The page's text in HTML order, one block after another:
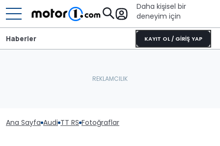
Daha kişisel bir
deneyim için
KAYIT OL / GİRİŞ YAP
Haberler
Ana Sayfa Audi TT RS Fotoğraflar